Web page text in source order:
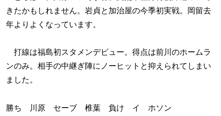
きたかもしれません。岩貞と加治屋の今季初実戦。岡留去
年よりよくなっています。
打線は福島初スタメンデビュー。得点は前川のホームラ
ンのみ。相手の中継ぎ陣にノーヒットと抑えられてしまい
ました。
勝ち 川原 セーブ 椎葉 負け イ ホソン